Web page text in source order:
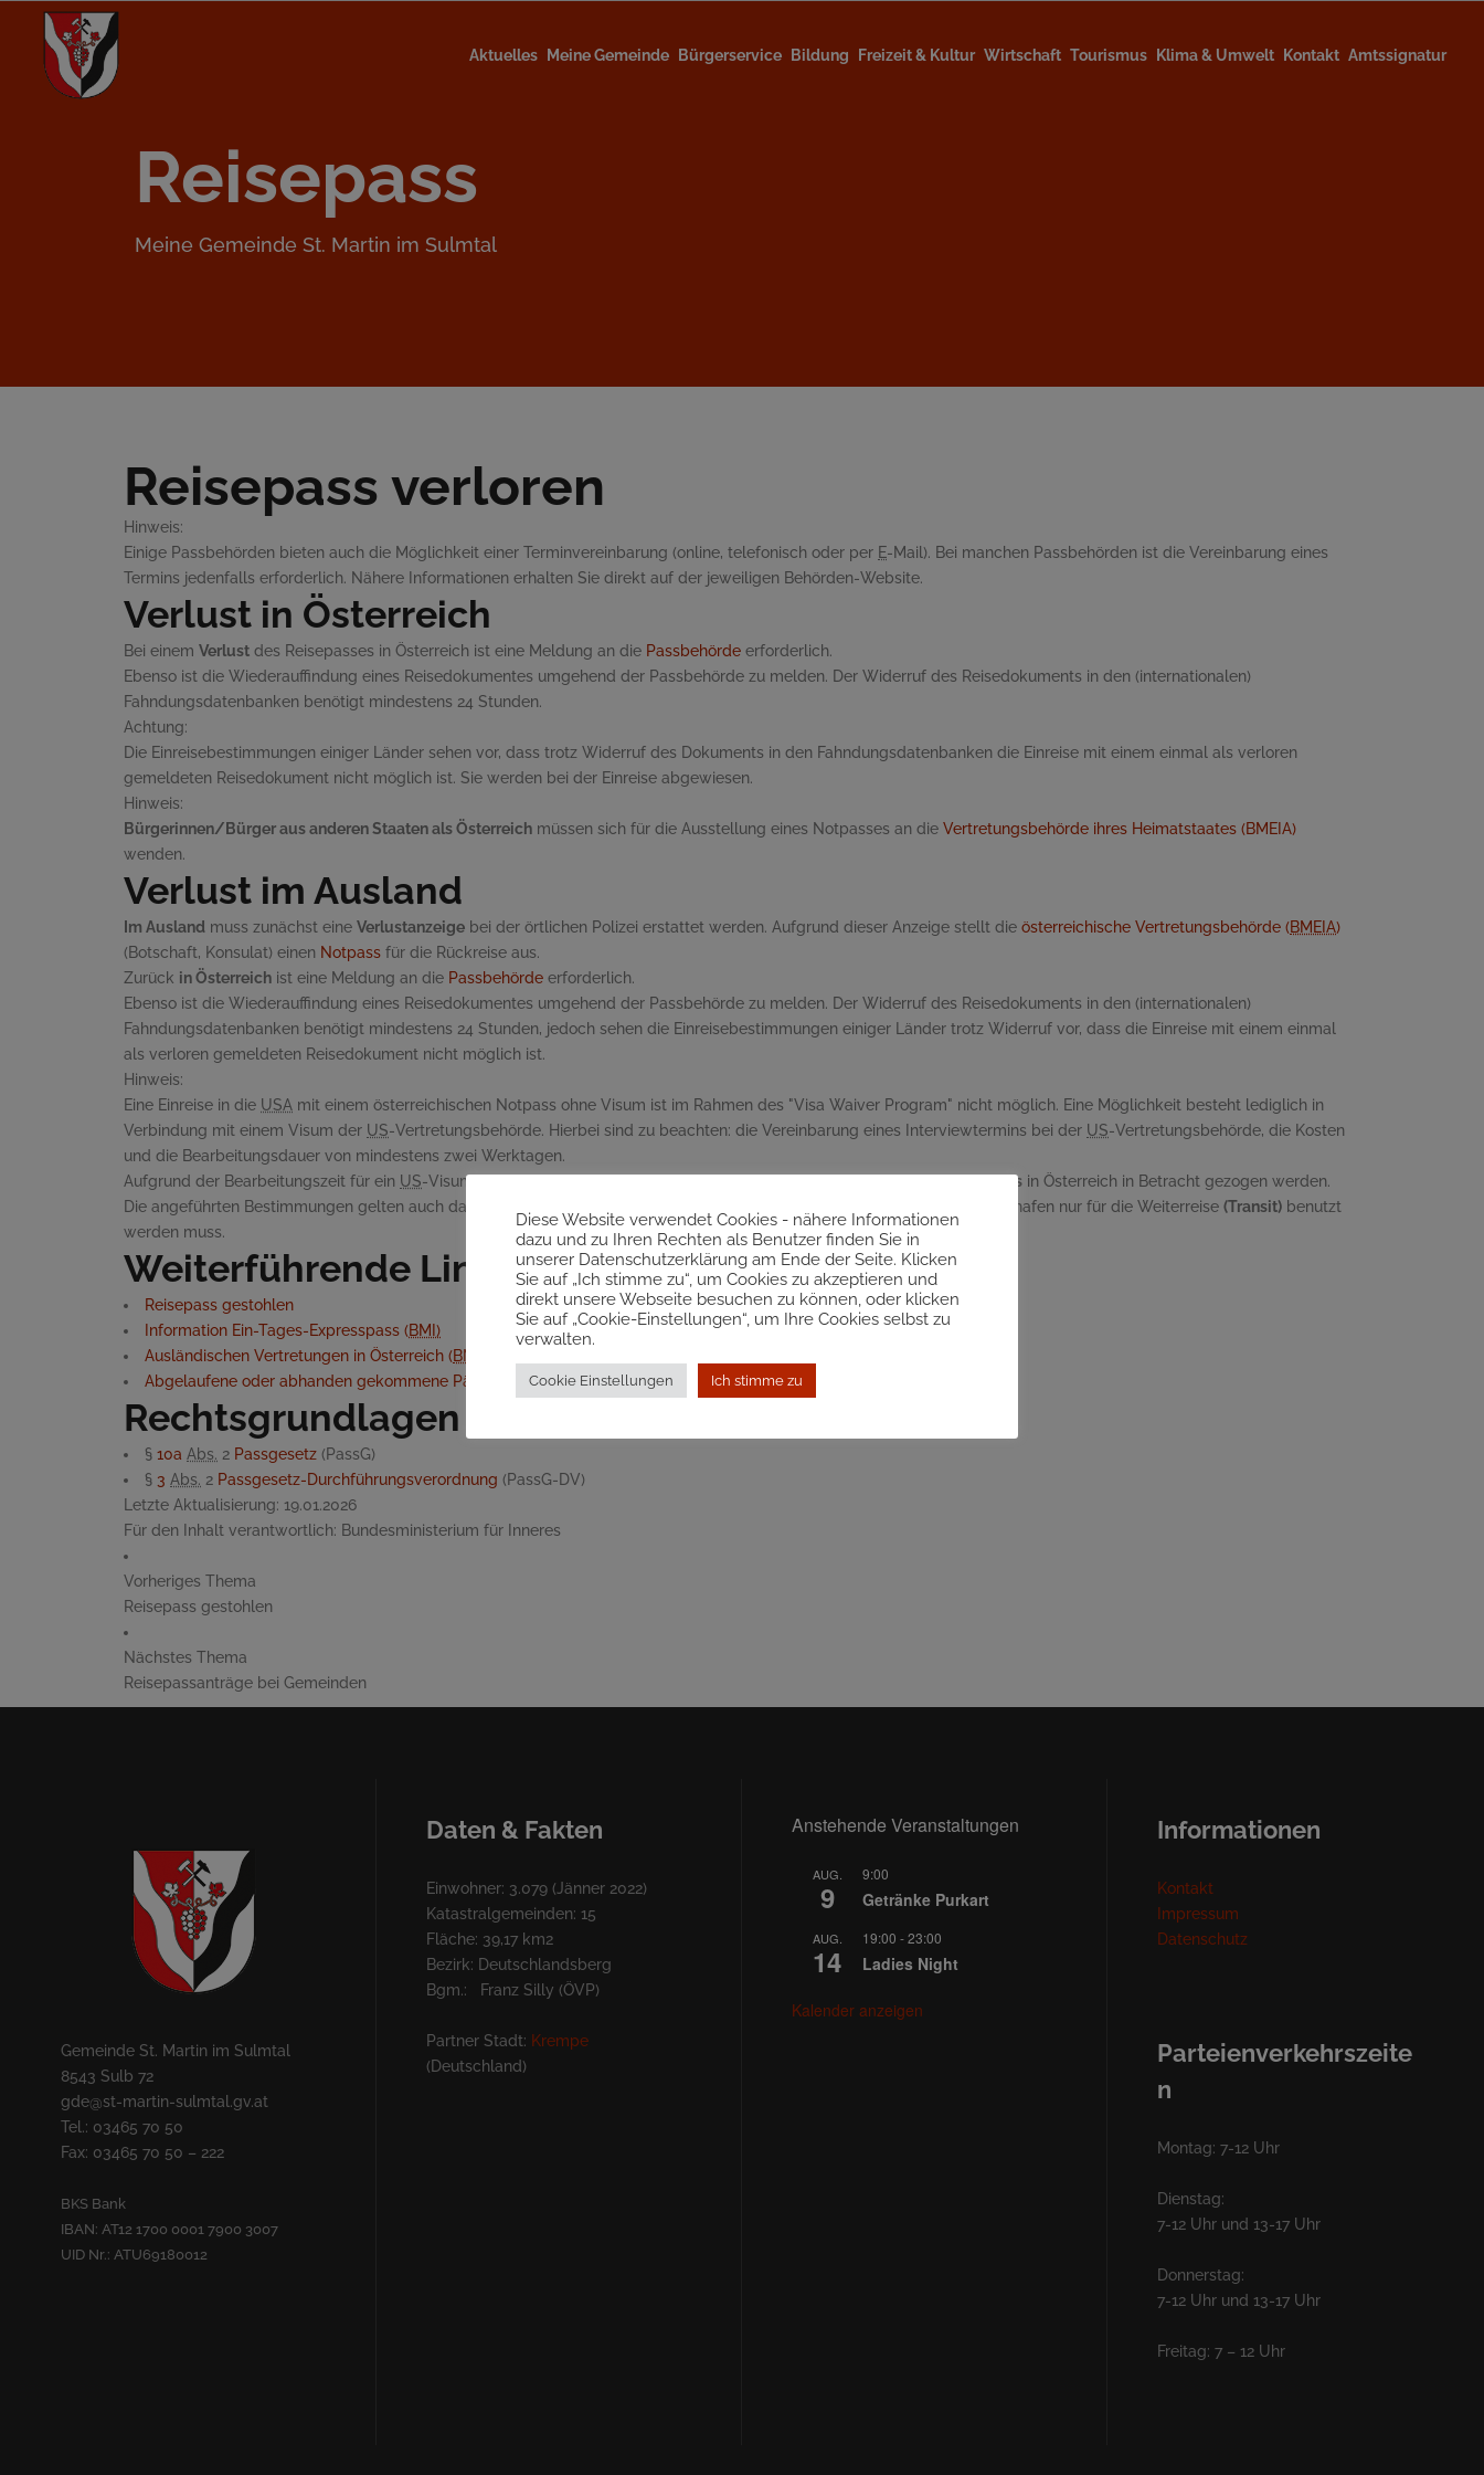
Aktuelles Meine Gemeinde Bürgerservice Bildung Freizeit & Kultur Wirtschaft Tourismus Klima & Umwelt Kontakt Amtssignatur
Reisepass
Meine Gemeinde St. Martin im Sulmtal
Reisepass verloren
Hinweis:
Einige Passbehörden bieten auch die Möglichkeit einer Terminvereinbarung (online, telefonisch oder per E-Mail). Bei manchen Passbehörden ist die Vereinbarung eines
Termins jedenfalls erforderlich. Nähere Informationen erhalten Sie direkt auf der jeweiligen Behörden-Website.
Verlust in Österreich
Bei einem Verlust des Reisepasses in Österreich ist eine Meldung an die Passbehörde erforderlich.
Ebenso ist die Wiederauffindung eines Reisedokumentes umgehend der Passbehörde zu melden. Der Widerruf des Reisedokuments in den (internationalen)
Fahndungsdatenbanken benötigt mindestens 24 Stunden.
Achtung:
Die Einreisebestimmungen einiger Länder sehen vor, dass trotz Widerruf des Dokuments in den Fahndungsdatenbanken die Einreise mit einem einmal als verloren
gemeldeten Reisedokument nicht möglich ist. Sie werden bei der Einreise abgewiesen.
Hinweis:
Bürgerinnen/Bürger aus anderen Staaten als Österreich müssen sich für die Ausstellung eines Notpasses an die Vertretungsbehörde ihres Heimatstaates (BMEIA)
wenden.
Verlust im Ausland
Im Ausland muss zunächst eine Verlustanzeige bei der örtlichen Polizei erstattet werden. Aufgrund dieser Anzeige stellt die österreichische Vertretungsbehörde (BMEIA)
(Botschaft, Konsulat) einen Notpass für die Rückreise aus.
Zurück in Österreich ist eine Meldung an die Passbehörde erforderlich.
Ebenso ist die Wiederauffindung eines Reisedokumentes umgehend der Passbehörde zu melden. Der Widerruf des Reisedokuments in den (internationalen)
Fahndungsdatenbanken benötigt mindestens 24 Stunden, jedoch sehen die Einreisebestimmungen einiger Länder trotz Widerruf vor, dass die Einreise mit einem einmal
als verloren gemeldeten Reisedokument nicht möglich ist.
Hinweis:
Eine Einreise in die USA mit einem österreichischen Notpass ohne Visum ist im Rahmen des "Visa Waiver Program" nicht möglich. Eine Möglichkeit besteht lediglich in
Verbindung mit einem Visum der US-Vertretungsbehörde. Hierbei sind zu beachten: die Vereinbarung eines Interviewtermins bei der US-Vertretungsbehörde, die Kosten
und die Bearbeitungsdauer von mindestens zwei Werktagen.
Aufgrund der Bearbeitungszeit für ein US-Visum sollte auch die Möglichkeit der Ausstellung eines Ein-Tages-Expresspasses in Österreich in Betracht gezogen werden.
Die angeführten Bestimmungen gelten auch dann, wenn das eigentliche Urlaubsziel nicht die
-Flughafen nur für die Weiterreise (Transit) benutzt
werden muss.
Weiterführende Links
Reisepass gestohlen
Information Ein-Tages-Expresspass (BMI)
Ausländischen Vertretungen in Österreich (BMEIA
Abgelaufene oder abhanden gekommene Pässe (
Your Europe)
Rechtsgrundlagen
§ 10a Abs. 2 Passgesetz (PassG)
§ 3 Abs. 2 Passgesetz-Durchführungsverordnung (PassG-DV)
Letzte Aktualisierung: 19.01.2026
Für den Inhalt verantwortlich: Bundesministerium für Inneres
Vorheriges Thema
Reisepass gestohlen
Nächstes Thema
Reisepassanträge bei Gemeinden
Gemeinde St. Martin im Sulmtal
8543 Sulb 72
gde@st-martin-sulmtal.gv.at
Tel.: 03465 70 50
Fax: 03465 70 50 – 222
BKS Bank
IBAN: AT12 1700 0001 7900 3007
UID Nr.: ATU69180012
Daten & Fakten
Einwohner: 3.079 (Jänner 2022)
Katastralgemeinden: 15
Fläche: 39,17 km2
Bezirk: Deutschlandsberg
Bgm.: Franz Silly (ÖVP)
Partner Stadt: Krempe
(Deutschland)
Anstehende Veranstaltungen
AUG.
9
9:00
Getränke Purkart
AUG.
14
19:00 -23:00
Ladies Night
Kalender anzeigen
Informationen
Kontakt
Impressum
Datenschutz
Parteienverkehrszeite
n
Montag: 7-12 Uhr
Dienstag:
7-12 Uhr und 13-17 Uhr
Donnerstag:
7-12 Uhr und 13-17 Uhr
Freitag: 7 – 12 Uhr
Diese Website verwendet Cookies - nähere Informationen
dazu und zu Ihren Rechten als Benutzer finden Sie in
unserer Datenschutzerklärung am Ende der Seite. Klicken
Sie auf „Ich stimme zu“, um Cookies zu akzeptieren und
direkt unsere Webseite besuchen zu können, oder klicken
Sie auf „Cookie-Einstellungen“, um Ihre Cookies selbst zu
verwalten.
Cookie Einstellungen Ich stimme zu